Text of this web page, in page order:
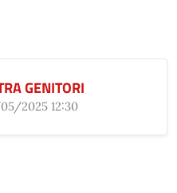
GENITORI
2025 12:30